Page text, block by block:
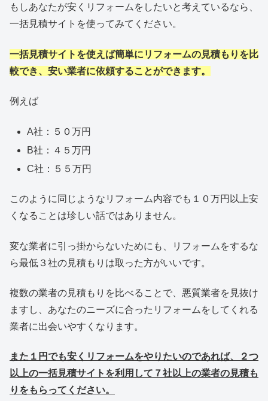
もしあなたが安くリフォームをしたいと考えているなら、
一括見積サイトを使ってみてください。
一括見積サイトを使えば簡単にリフォームの見積もりを比
較でき、安い業者に依頼することができます。
例えば
A社：５０万円
B社：４５万円
C社：５５万円
このように同じようなリフォーム内容でも１０万円以上安
くなることは珍しい話ではありません。
変な業者に引っ掛からないためにも、リフォームをするな
ら最低３社の見積もりは取った方がいいです。
複数の業者の見積もりを比べることで、悪質業者を見抜け
ますし、あなたのニーズに合ったリフォームをしてくれる
業者に出会いやすくなります。
また１円でも安くリフォームをやりたいのであれば、２つ
以上の一括見積サイトを利用して７社以上の業者の見積も
りをもらってください。